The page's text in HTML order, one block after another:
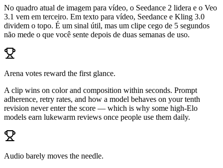
No quadro atual de imagem para vídeo, o Seedance 2 lidera e o Veo
3.1 vem em terceiro. Em texto para vídeo, Seedance e Kling 3.0
dividem o topo. É um sinal útil, mas um clipe cego de 5 segundos
não mede o que você sente depois de duas semanas de uso.
Arena votes reward the first glance.
A clip wins on color and composition within seconds. Prompt
adherence, retry rates, and how a model behaves on your tenth
revision never enter the score — which is why some high-Elo
models earn lukewarm reviews once people use them daily.
Audio barely moves the needle.